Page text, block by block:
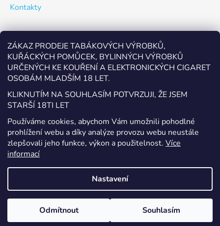
ZÁKAZ PRODEJE TABÁKOVÝCH VÝROBKŮ,
KUŘÁCKÝCH POMŮCEK, BYLINNÝCH VÝROBKŮ
URČENÝCH KE KOUŘENÍ A ELEKTRONICKÝCH CIGARET
OSOBÁM MLADŠÍM 18 LET.
KLIKNUTÍM NA SOUHLASÍM POTVRZUJI, ŽE JSEM
STARŠÍ 18TI LET
Používáme cookies, abychom Vám umožnili pohodlné
prohlížení webu a díky analýze provozu webu neustále
zlepšovali jeho funkce, výkon a použitelnost. Více
informací
Nastavení
Odmítnout Souhlasím
Kontakty
Odebírat newsletter
Vložte svůj e-mail a my vám budeme zasílat informace o
nových produktech na našem e-shopu.
E-mail
Vložením e-mailu souhlasíte s
podmínkami ochrany
osobních údajů
PŘIHLÁSIT SE
Vytvořil Shoptet
Copyright 2026EcigaretyPřerov.cz. Všechna práva
vyhrazena.